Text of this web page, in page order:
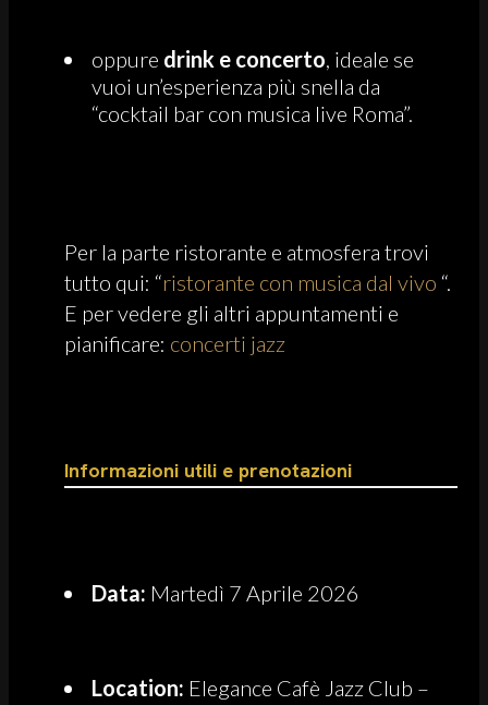
oppure drink e concerto, ideale se
vuoi un’esperienza più snella da
“cocktail bar con musica live Roma”.
Per la parte ristorante e atmosfera trovi
tutto qui: “ristorante con musica dal vivo “.
E per vedere gli altri appuntamenti e
pianificare: concerti jazz
Informazioni utili e prenotazioni
Data: Martedì 7 Aprile 2026
Location: Elegance Cafè Jazz Club –